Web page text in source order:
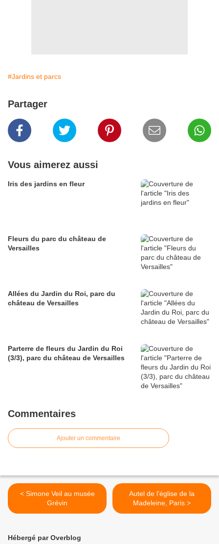
#Jardins et parcs
Partager
Vous aimerez aussi
Iris des jardins en fleur
Fleurs du parc du château de
Versailles
Allées du Jardin du Roi, parc du
château de Versailles
Parterre de fleurs du Jardin du Roi
(3/3), parc du château de Versailles
Commentaires
Ajouter un commentaire
< Simone Veil au musée
Grévin
Autel de l'église de la
Madeleine, Paris >
Hébergé par Overblog